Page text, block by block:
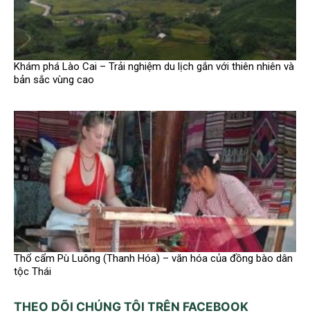
Khám phá Lào Cai – Trải nghiệm du lịch gắn với thiên nhiên và
bản sắc vùng cao
Thổ cẩm Pù Luông (Thanh Hóa) – văn hóa của đồng bào dân
tộc Thái
THEO DÕI CHÚNG TÔI TRÊN FACEBOOK